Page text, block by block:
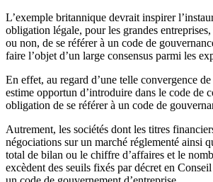
L’exemple britannique devrait inspirer
obligation légale, pour les grandes entreprises,
ou non, de se référer à un code de
faire l’objet d’un large consensus parmi les
En effet, au regard d’une telle convergence
estime opportun d’introduire dans le code de
obligation de se référer à un code de
Autrement, les sociétés dont les titres
négociations sur un marché réglementé ainsi
total de bilan ou le chiffre d’affaires et le
excèdent des seuils fixés par décret en Conseil